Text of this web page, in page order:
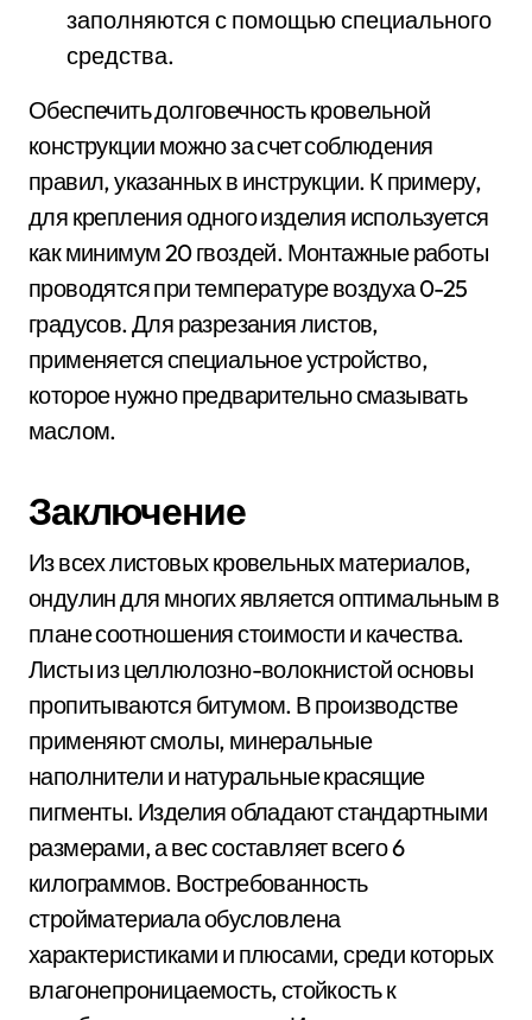
заполняются с помощью специального
средства.
Обеспечить долговечность кровельной
конструкции можно за счет соблюдения
правил, указанных в инструкции. К примеру,
для крепления одного изделия используется
как минимум 20 гвоздей. Монтажные работы
проводятся при температуре воздуха 0-25
градусов. Для разрезания листов,
применяется специальное устройство,
которое нужно предварительно смазывать
маслом.
Заключение
Из всех листовых кровельных материалов,
ондулин для многих является оптимальным в
плане соотношения стоимости и качества.
Листы из целлюлозно-волокнистой основы
пропитываются битумом. В производстве
применяют смолы, минеральные
наполнители и натуральные красящие
пигменты. Изделия обладают стандартными
размерами, а вес составляет всего 6
килограммов. Востребованность
стройматериала обусловлена
характеристиками и плюсами, среди которых
влагонепроницаемость, стойкость к